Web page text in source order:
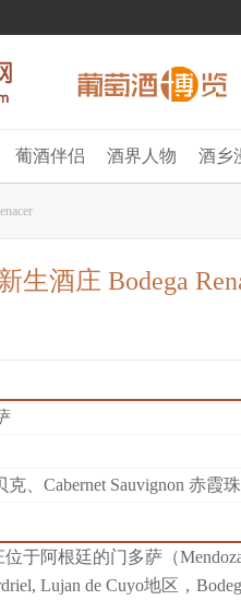
葡酒伴侣 酒界人物 酒乡
生酒庄 Bodega
克 Cabernet Sauvignon 赤霞珠
位于阿根廷的门多萨（
Lujan de Cuyo地区，